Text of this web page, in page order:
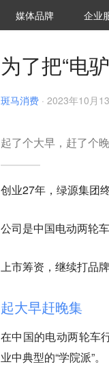
媒体品牌 36Kr研
企业
为了把“电
斑马消费 · 2023年10月
起了个大早，赶了个
创业27年，绿源集团
公司是中国电动两轮
上市筹资，继续打品
起大早赶晚集
在中国的电动两轮车
业中典型的“学院派”。